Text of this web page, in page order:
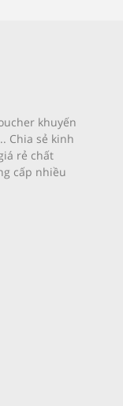
khuyến
Chia sẻ kinh
rẻ chất
cấp nhiều